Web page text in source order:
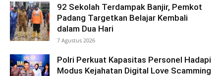
92 Sekolah Terdampak Banjir, Pemkot
Padang Targetkan Belajar Kembali
dalam Dua Hari
7 Agustus 2026
Polri Perkuat Kapasitas Personel Hadapi
Modus Kejahatan Digital Love Scamming